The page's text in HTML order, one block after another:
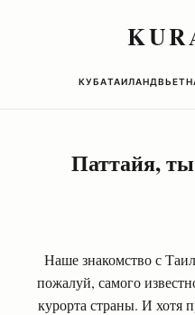
КУБАТАИЛАНД
Паттайя,
Наше знакомство с
пожалуй, самого
курорта страны. И хотя